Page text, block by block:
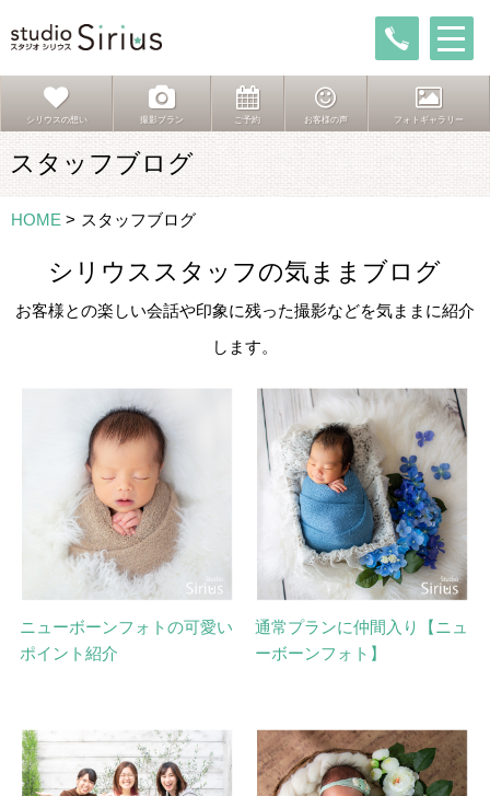
シリウスの想い 撮影プラン ご予約 お客様の声 フォトギャラリー
スタッフブログ
HOME > スタッフブログ
シリウススタッフの気ままブログ
お客様との楽しい会話や印象に残った撮影などを気ままに紹介
します。
ニューボーンフォトの可愛い
ポイント紹介
通常プランに仲間入り【ニュ
ーボーンフォト】